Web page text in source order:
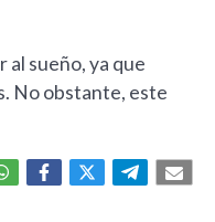
sueño, ya que
No obstante, este